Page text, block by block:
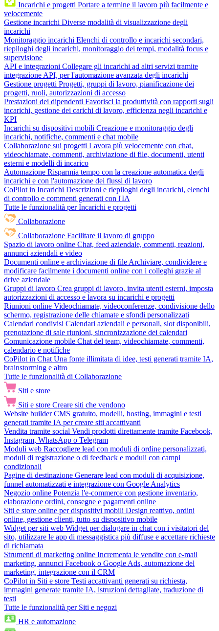
Incarichi e progetti Portare a termine il lavoro più facilmente e
velocemente
Gestione incarichi Diverse modalità di visualizzazione degli
incarichi
Monitoraggio incarichi Elenchi di controllo e incarichi secondari,
riepiloghi degli incarichi, monitoraggio dei tempi, modalità focus e
supervisione
API e integrazioni Collegare gli incarichi ad altri servizi tramite
integrazione API, per l'automazione avanzata degli incarichi
Gestione progetti Progetti, gruppi di lavoro, pianificazione dei
progetti, ruoli, autorizzazioni di accesso
Prestazioni dei dipendenti Favorisci la produttività con rapporti sugli
incarichi, gestione dei carichi di lavoro, efficienza negli incarichi e
KPI
Incarichi su dispositivi mobili Creazione e monitoraggio degli
incarichi, notifiche, commenti e chat mobile
Collaborazione sui progetti Lavora più velocemente con chat,
videochiamate, commenti, archiviazione di file, documenti, utenti
esterni e modelli di incarico
Automazione Risparmia tempo con la creazione automatica degli
incarichi e con l'automazione dei flussi di lavoro
CoPilot in Incarichi Descrizioni e riepiloghi degli incarichi, elenchi
di controllo e commenti generati con l'IA
Tutte le funzionalità per Incarichi e progetti
Collaborazione
Collaborazione Facilitare il lavoro di gruppo
Spazio di lavoro online Chat, feed aziendale, commenti, reazioni,
annunci aziendali e video
Documenti online e archiviazione di file Archiviare, condividere e
modificare facilmente i documenti online con i colleghi grazie al
drive aziendale
Gruppi di lavoro Crea gruppi di lavoro, invita utenti esterni, imposta
autorizzazioni di accesso e lavora su incarichi e progetti
Riunioni online Videochiamate, videoconferenze, condivisione dello
schermo, registrazione delle chiamate e sfondi personalizzati
Calendari condivisi Calendari aziendali e personali, slot disponibili,
prenotazione di sale riunioni, sincronizzazione dei calendari
Comunicazione mobile Chat del team, videochiamate, commenti,
calendario e notifiche
CoPilot in Chat Una fonte illimitata di idee, testi generati tramite IA,
brainstorming e altro
Tutte le funzionalità di Collaborazione
Siti e store
Siti e store Creare siti che vendono
Website builder CMS gratuito, modelli, hosting, immagini e testi
generati tramite IA per creare siti accattivanti
Vendita tramite social Vendi prodotti direttamente tramite Facebook,
Instagram, WhatsApp o Telegram
Moduli web Raccogliere lead con moduli di ordine personalizzati,
moduli di registrazione o di feedback e moduli con campi
condizionali
Pagine di destinazione Generare lead con moduli di acquisizione,
funnel automatizzati e integrazione con Google Analytics
Negozio online Potenzia l'e-commerce con gestione inventario,
elaborazione ordini, consegne e pagamenti online
Siti e store online per dispositivi mobili Design reattivo, ordini
online, gestione clienti, tutto su dispositivo mobile
Widget per siti web Widget per dialogare in chat con i visitatori del
sito, utilizzare le app di messaggistica più diffuse e accettare richieste
di richiamata
Strumenti di marketing online Incrementa le vendite con e-mail
marketing, annunci Facebook o Google Ads, automazione del
marketing, integrazione con il CRM
CoPilot in Siti e store Testi accattivanti generati su richiesta,
immagini generate tramite IA, istruzioni dettagliate, traduzione di
testi
Tutte le funzionalità per Siti e negozi
HR e automazione